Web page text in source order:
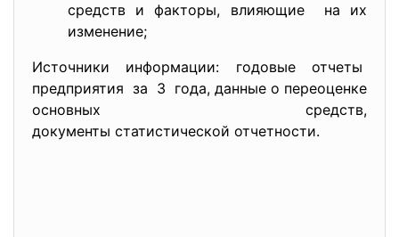
средств и факторы, влияющие на их
изменение;
Источники информации: годовые отчеты
предприятия за 3 года, данные о переоценке
основных средств,
документы статистической отчетности.